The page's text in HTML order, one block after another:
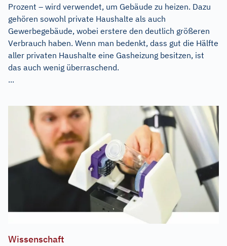
Prozent – wird verwendet, um Gebäude zu heizen. Dazu
gehören sowohl private Haushalte als auch
Gewerbegebäude, wobei erstere den deutlich größeren
Verbrauch haben. Wenn man bedenkt, dass gut die Hälfte
aller privaten Haushalte eine Gasheizung besitzen, ist
das auch wenig überraschend.
...
Wissenschaft